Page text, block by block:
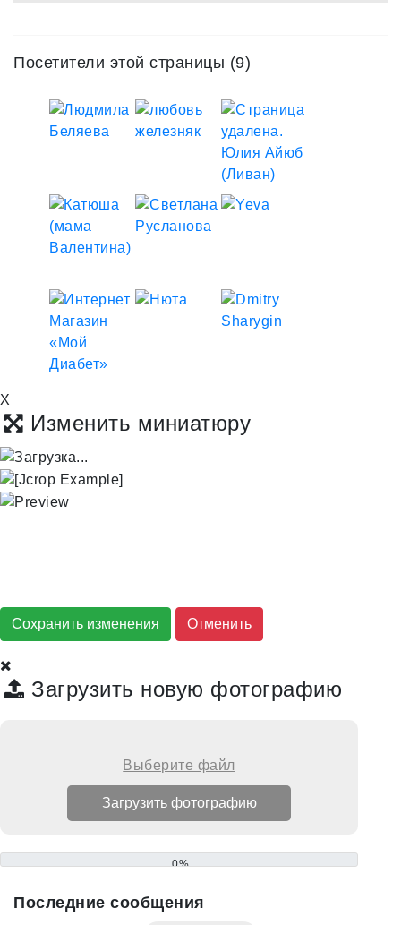
Посетители этой страницы (9)
X
Изменить миниатюру
Сохранить изменения
Загрузить новую фотографию
Выберите файл
0%
Последние сообщения